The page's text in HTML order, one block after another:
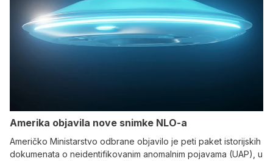
Amerika objavila nove snimke NLO-a
Američko Ministarstvo odbrane objavilo je peti paket istorijskih
dokumenata o neidentifikovanim anomalnim pojavama (UAP), u